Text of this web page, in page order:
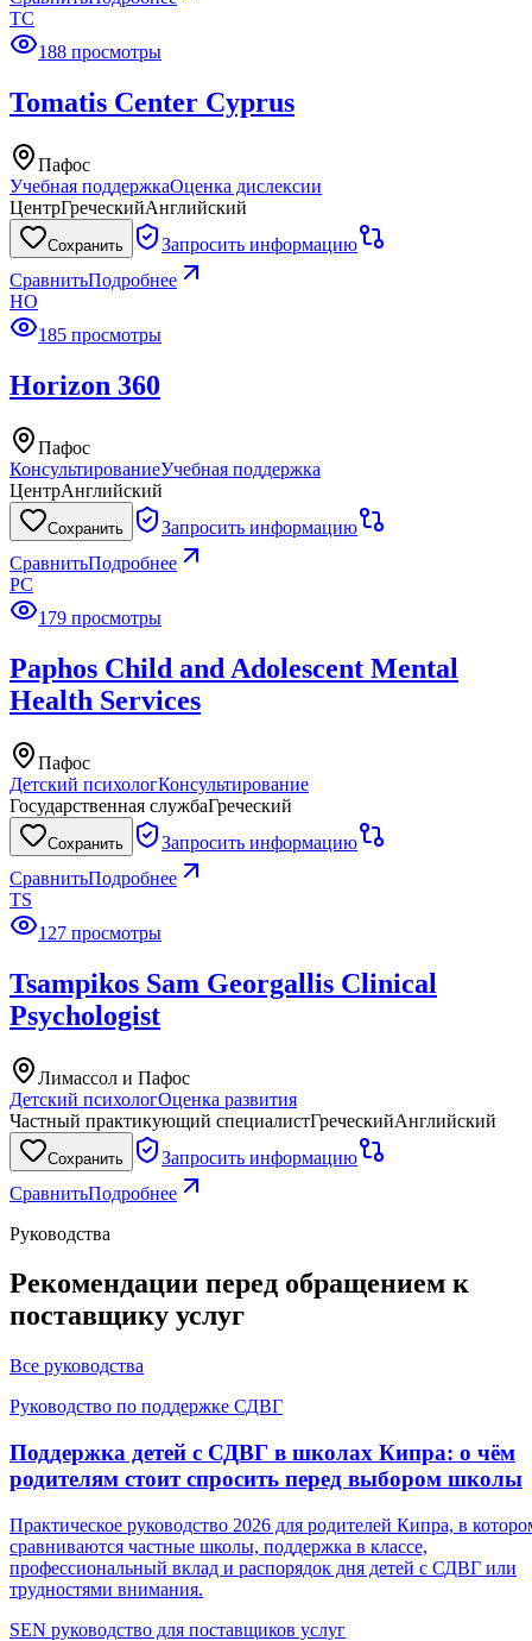
TC
188 просмотры
Tomatis Center Cyprus
Пафос
Учебная поддержкаОценка дислексии
ЦентрГреческийАнглийский
Сохранить
Запросить информацию
СравнитьПодробнее
HO
185 просмотры
Horizon 360
Пафос
КонсультированиеУчебная поддержка
ЦентрАнглийский
Сохранить
Запросить информацию
СравнитьПодробнее
PC
179 просмотры
Paphos Child and Adolescent Mental
Health Services
Пафос
Детский психологКонсультирование
Государственная службаГреческий
Сохранить
Запросить информацию
СравнитьПодробнее
TS
127 просмотры
Tsampikos Sam Georgallis Clinical
Psychologist
Лимассол и Пафос
Детский психологОценка развития
Частный практикующий специалистГреческийАнглийский
Сохранить
Запросить информацию
СравнитьПодробнее
Руководства
Рекомендации перед обращением к
поставщику услуг
Все руководства
Руководство по поддержке СДВГ
Поддержка детей с СДВГ в школах Кипра: о чём
родителям стоит спросить перед выбором школы
Практическое руководство 2026 для родителей Кипра, в
сравниваются частные школы, поддержка в классе,
профессиональный вклад и распорядок дня детей с СДВГ или
трудностями внимания.
SEN руководство для поставщиков услуг